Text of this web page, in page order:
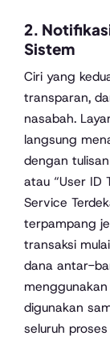
2.
Sistem
Ciri yang
transparan,
nasabah.
langsung
dengan
atau “User ID
Service
terpampang
transaksi
dana antar-
digunakan
seluruh